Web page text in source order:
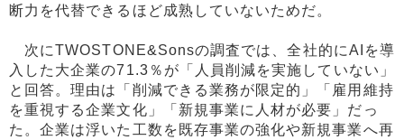
断力を代替できるほど成熟していないためだ。
次にTWOSTONE&Sonsの調査では、全社的にAIを導
入した大企業の71.3％が「人員削減を実施していない」
と回答。理由は「削減できる業務が限定的」「雇用維持
を重視する企業文化」「新規事業に人材が必要」だっ
た。企業は浮いた工数を既存事業の強化や新規事業へ再